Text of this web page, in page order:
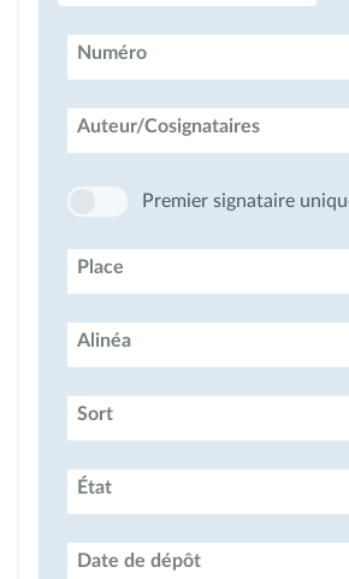
Numéro
Auteur/Cosignataires
Premier signataire
Place
Alinéa
Sort
État
Date de dépôt